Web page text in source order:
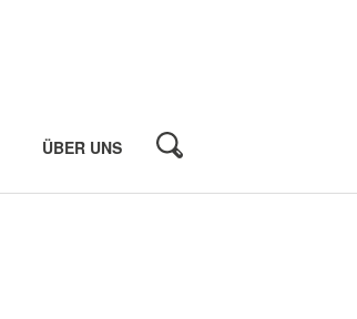
ÜBER UNS